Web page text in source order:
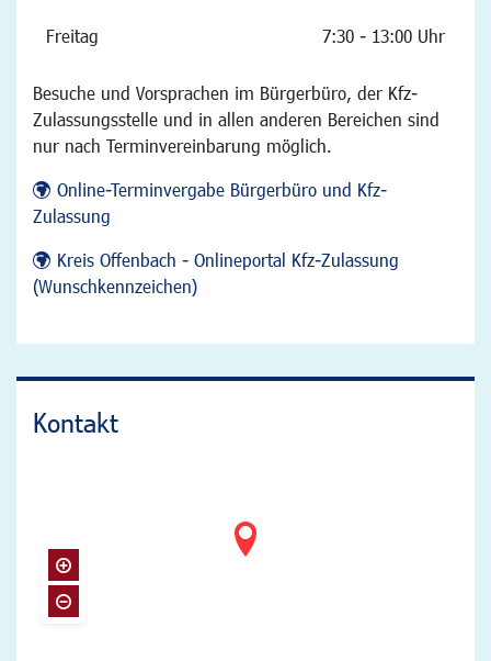
Freitag 7:30 - 13:00 Uhr
Besuche und Vorsprachen im Bürgerbüro, der Kfz-
Zulassungsstelle und in allen anderen Bereichen sind
nur nach Terminvereinbarung möglich.
Online-Terminvergabe Bürgerbüro und Kfz-
Zulassung
Kreis Offenbach - Onlineportal Kfz-Zulassung
(Wunschkennzeichen)
Kontakt